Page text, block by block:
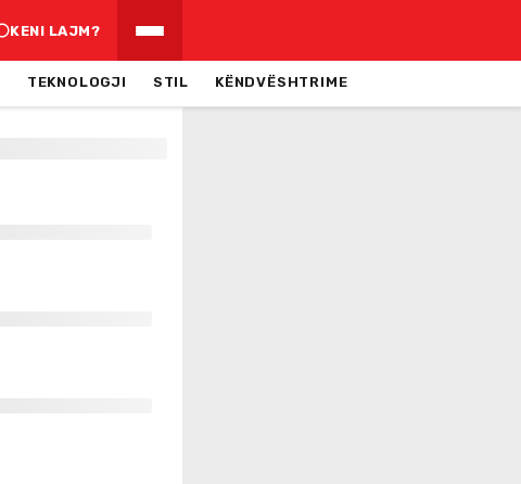
KENI LAJM?
TEKNOLOGJI STIL KËNDVËSHTRIME